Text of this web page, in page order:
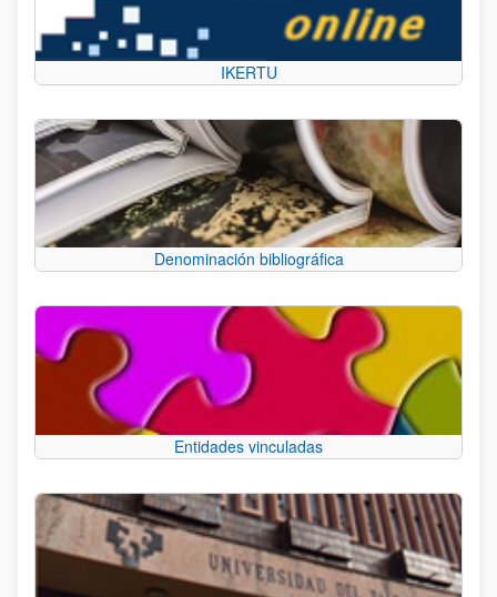
IKERTU
Denominación bibliográfica
Entidades vinculadas